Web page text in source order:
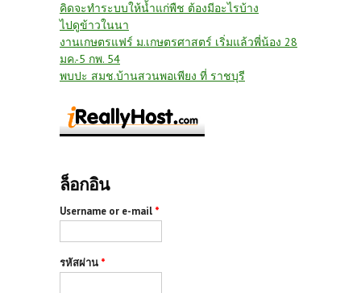
คิดจะทำระบบให้น้ำแก่พืช ต้องมีอะไรบ้าง
ไปดูข้าวในนา
งานเกษตรแฟร์ ม.เกษตรศาสตร์ เริ่มแล้วพี่น้อง 28
มค.-5 กพ. 54
พบปะ สมช.บ้านสวนพอเพียง ที่ ราชบุรี
ล็อกอิน
Username or e-mail *
รหัสผ่าน *